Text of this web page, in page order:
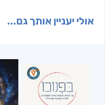
אולי יעניין אותך גם...